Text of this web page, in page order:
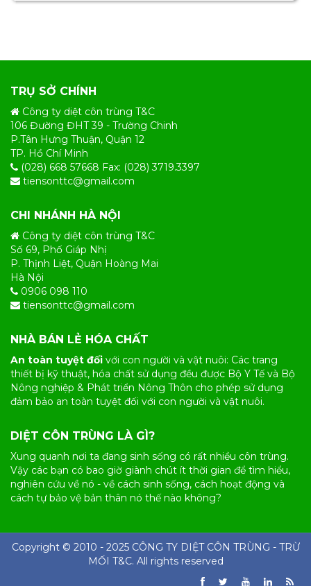
TRỤ SỞ CHÍNH
Công ty diệt côn trùng T&C
106 Đường ĐHT 39 - Trường Chinh
P.Tân Hưng Thuận, Quận 12
TP. Hồ Chí Minh
(028) 668 57668 Fax: (028) 3719.3397
tiensonttc@gmail.com
CHI NHÁNH HÀ NỘI
Công ty diệt côn trùng T&C
Số 69, Phố Giáp Nhị
P. Thịnh Liệt, Quận Hoàng Mai
Hà Nội
0906 098 110
tiensonttc@gmail.com
NHÀ BÁN LẺ HÓA CHẤT
An toàn tuyệt đối với con người và vật nuôi: Các trang
thiết bị kỹ thuật, hóa chất sử dụng đều được Bộ Y Tế và Bộ
Nông nghiệp & Phát triển Nông Thôn cho phép sử dụng
đảm bảo an toàn tuyệt đối với con người và vật nuôi.
DIỆT CÔN TRÙNG LÀ GÌ?
Xung quanh nơi ta đang sinh sống có rất nhiều côn trùng.
Vậy các bạn có bao giờ giành chút ít thời gian để tìm hiểu,
nghiên cứu về nó - về cách sinh sống, cách hoạt động và
cách tự bảo vệ bản thân nó thế nào không?
Copyright © 2010 - 2025 CÔNG TY DIỆT CÔN TRÙNG - TRỪ
MỐI T&C. All rights reserved